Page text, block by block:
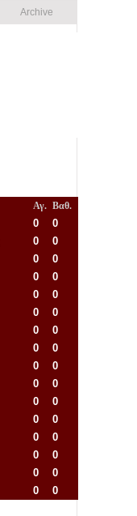
Archive
Αγ. Βαθ.
0
0
0
0
0
0
0
0
0
0
0
0
0
0
0
0
0
0
0
0
0
0
0
0
0
0
0
0
0
0
0
0